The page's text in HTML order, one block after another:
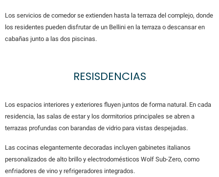
Los servicios de comedor se extienden hasta la terraza del complejo, donde
los residentes pueden disfrutar de un Bellini en la terraza o descansar en
cabañas junto a las dos piscinas.
RESISDENCIAS
Los espacios interiores y exteriores fluyen juntos de forma natural. En cada
residencia, las salas de estar y los dormitorios principales se abren a
terrazas profundas con barandas de vidrio para vistas despejadas.
Las cocinas elegantemente decoradas incluyen gabinetes italianos
personalizados de alto brillo y electrodomésticos Wolf Sub-Zero, como
enfriadores de vino y refrigeradores integrados.